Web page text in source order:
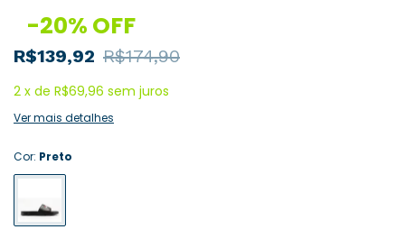
-20% OFF
R$139,92 R$174,90
2 x de R$69,96 sem juros
Ver mais detalhes
Cor: Preto